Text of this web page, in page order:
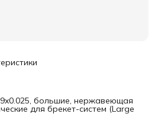
большие, нержавеющая
для брекет-систем (Large